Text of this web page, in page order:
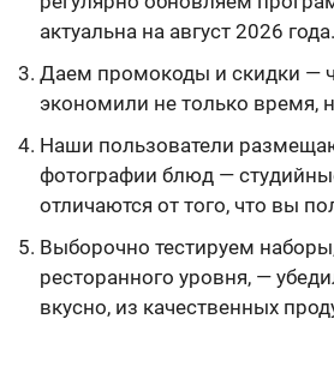
актуальна на август 2026 года.
Даем промокоды и скидки —
экономили не только время,
Наши пользователи
фотографии блюд —
отличаются от того, что вы
Выборочно тестируем
ресторанного уровня, —
вкусно, из качественных